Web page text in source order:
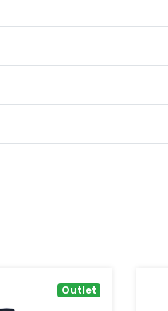
Outlet